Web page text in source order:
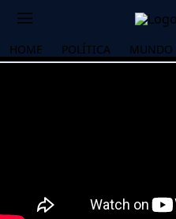
HOME POLÍTICA MUNDO